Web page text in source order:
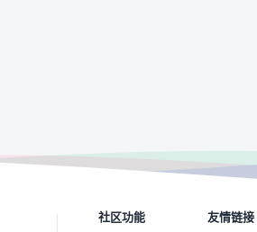
社区功能 友情链接